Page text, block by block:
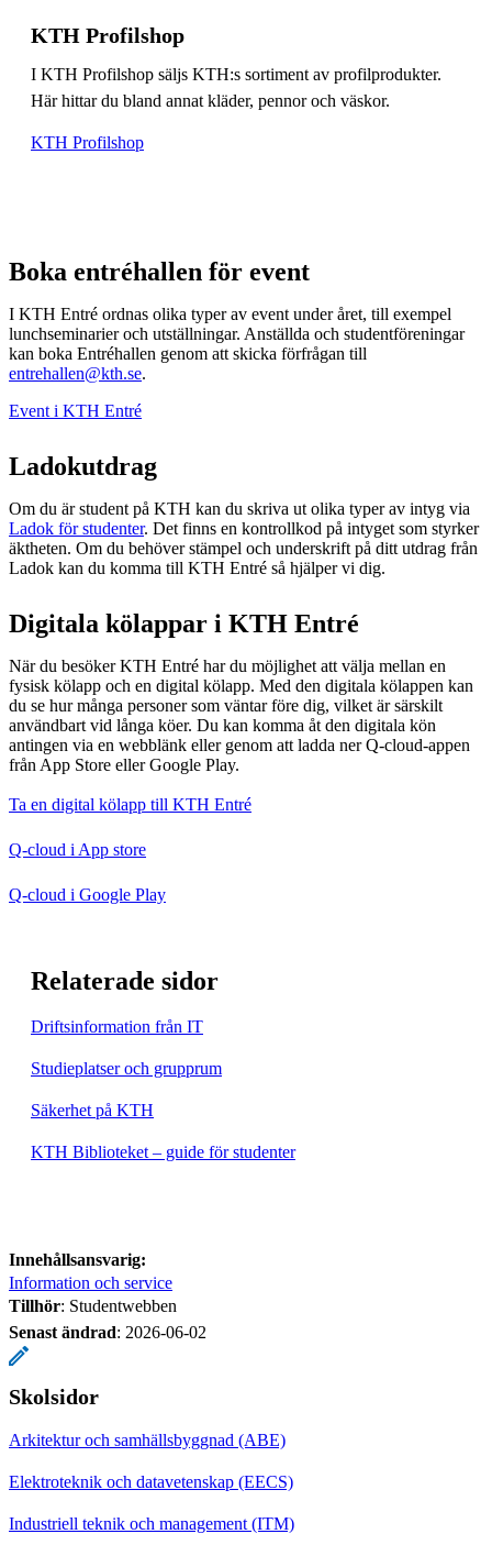
KTH Profilshop
I KTH Profilshop säljs KTH:s sortiment av profilprodukter.
Här hittar du bland annat kläder, pennor och väskor.
KTH Profilshop
Boka entréhallen för event
I KTH Entré ordnas olika typer av event under året, till exempel
lunchseminarier och utställningar. Anställda och studentföreningar
kan boka Entréhallen genom att skicka förfrågan till
entrehallen@kth.se.
Event i KTH Entré
Ladokutdrag
Om du är student på KTH kan du skriva ut olika typer av intyg via
Ladok för studenter. Det finns en kontrollkod på intyget som styrker
äktheten. Om du behöver stämpel och underskrift på ditt utdrag från
Ladok kan du komma till KTH Entré så hjälper vi dig.
Digitala kölappar i KTH Entré
När du besöker KTH Entré har du möjlighet att välja mellan en
fysisk kölapp och en digital kölapp. Med den digitala kölappen kan
du se hur många personer som väntar före dig, vilket är särskilt
användbart vid långa köer. Du kan komma åt den digitala kön
antingen via en webblänk eller genom att ladda ner Q-cloud-appen
från App Store eller Google Play.
Ta en digital kölapp till KTH Entré
Q-cloud i App store
Q-cloud i Google Play
Relaterade sidor
Driftsinformation från IT
Studieplatser och grupprum
Säkerhet på KTH
KTH Biblioteket – guide för studenter
Innehållsansvarig:
Information och service
Tillhör: Studentwebben
Senast ändrad: 2026-06-02
Skolsidor
Arkitektur och samhällsbyggnad (ABE)
Elektroteknik och datavetenskap (EECS)
Industriell teknik och management (ITM)